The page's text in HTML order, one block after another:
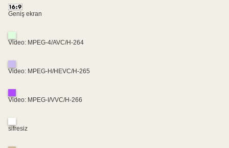
Geniş ekran
Video: MPEG-4/AVC/H-264
Video: MPEG-H/HEVC/H-265
Video: MPEG-I/VVC/H-266
sifresiz